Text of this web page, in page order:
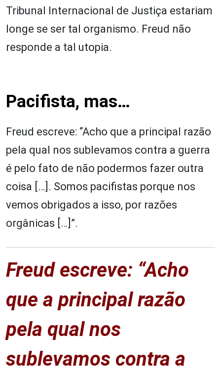
Tribunal Internacional de Justiça estariam
longe se ser tal organismo. Freud não
responde a tal utopia.
Pacifista, mas…
Freud escreve: “Acho que a principal razão
pela qual nos sublevamos contra a guerra
é pelo fato de não podermos fazer outra
coisa […]. Somos pacifistas porque nos
vemos obrigados a isso, por razões
orgânicas […]”.
Freud escreve: “Acho
que a principal razão
pela qual nos
sublevamos contra a